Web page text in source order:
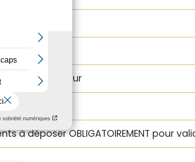
Amateur
à déposer OBLIGATOIREMENT pour